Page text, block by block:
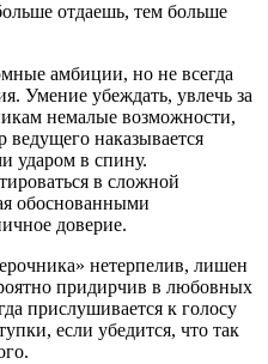
отдаешь, тем больше
амбиции, но не всегда
Умение убеждать, увлечь за
немалые возможности,
ведущего наказывается
ударом в спину.
в сложной
обоснованными
доверие.
нетерпелив, лишен
придирчив в любовных
прислушивается к голосу
если убедится, что так